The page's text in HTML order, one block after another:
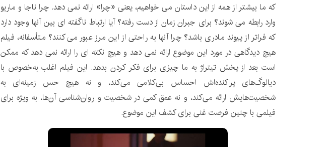
که ما بیشتر از همه از این داستان می خواهیم، ​​یعنی «چرا» ارائه نمی دهد. چرا ناجا و ماریو
وارد رابطه می شوند؟ برای جبران زمان از دست رفته؟ آیا ارتباط ناگفته ای بین آنها وجود دارد
که فراتر از پیوند مادری باشد؟ چرا آنها به راحتی از این مرز عبور می کنند؟ متأسفانه، فیلم
هیچ دیدگاهی در مورد این موضوع ارائه نمی دهد و هیچ نکته ای را ارائه نمی دهد که ممکن
است بعد از پخش تیتراژ به ما چیزی برای فکر کردن بدهد. این فیلم اغلب به‌خصوص با
دیالوگ‌های پراکنده‌اش احساس بی‌کلامی می‌کند، و نه هیچ حس زمینه‌ای به
شخصیت‌هایش ارائه می‌کند، و نه عمق کمی در شخصیت و روان‌شناسی آن‌ها، به ویژه برای
فیلمی با چنین فرصت غنی برای کشف این موضوع.